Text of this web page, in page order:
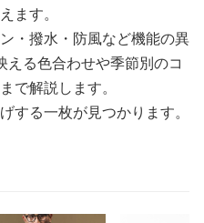
ます。
・撥水・防風など機能の異
る色合わせや季節別のコ
で解説します。
する一枚が見つかります。